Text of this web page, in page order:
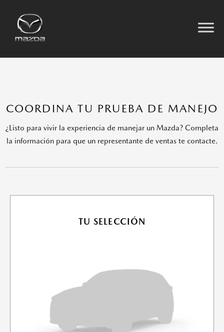
contenido
COORDINA TU PRUEBA DE MANEJO
¿Listo para vivir la experiencia de manejar un Mazda? Completa
la información para que un representante de ventas te contacte.
TU SELECCIÓN